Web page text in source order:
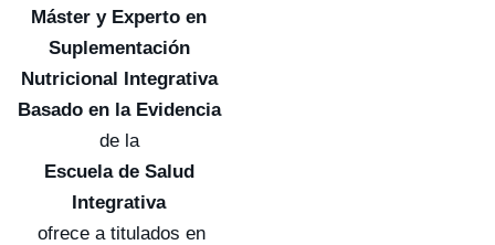
Máster y Experto en
Suplementación
Nutricional Integrativa
Basado en la Evidencia
de la
Escuela de Salud
Integrativa
ofrece a titulados en